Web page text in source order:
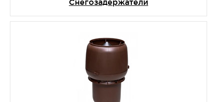
Снегозадержатели